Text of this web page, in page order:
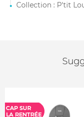
Collection : P'tit